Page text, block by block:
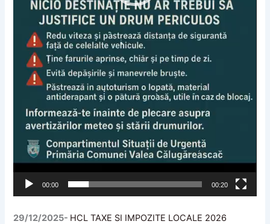
00:00 00:20
29/12/2025- HCL TAXE SI IMPOZITE LOCALE 2026